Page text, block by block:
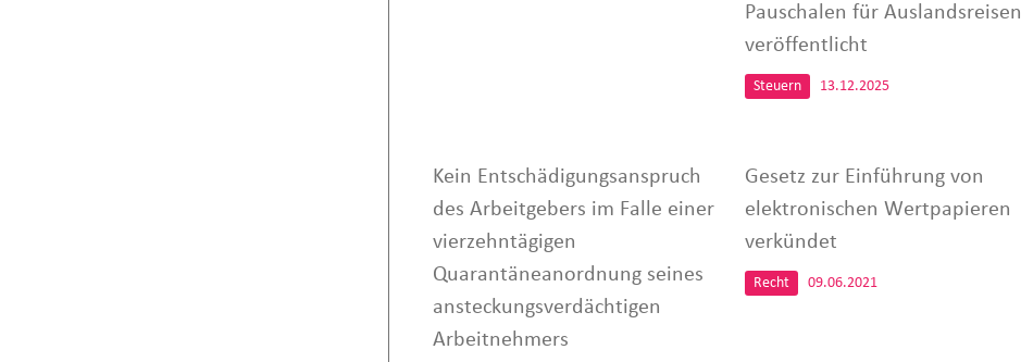
Pauschalen für Auslandsreisen
veröffentlicht
Steuern 13.12.2025
Kein Entschädigungsanspruch
des Arbeitgebers im Falle einer
vierzehntägigen
Quarantäneanordnung seines
ansteckungsverdächtigen
Arbeitnehmers
Gesetz zur Einführung von
elektronischen Wertpapieren
verkündet
Recht 09.06.2021